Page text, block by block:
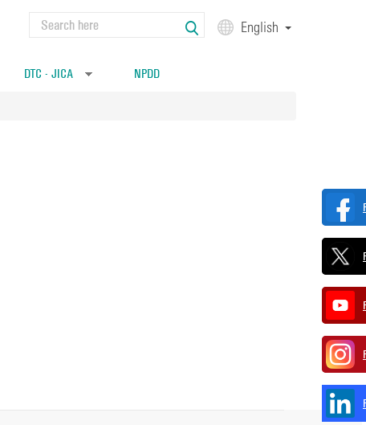
Search English
DTC - JICA NPDD